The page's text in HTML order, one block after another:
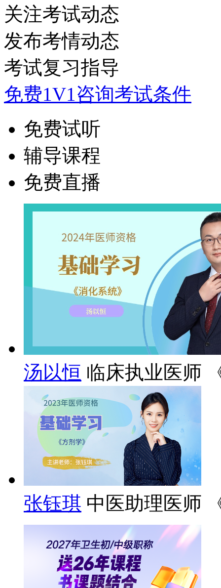
关注考试动态
发布考情动态
考试复习指导
免费1V1咨询考试条件
免费试听
辅导课程
免费直播
汤以恒 临床执业医师
张钰琪 中医助理医师